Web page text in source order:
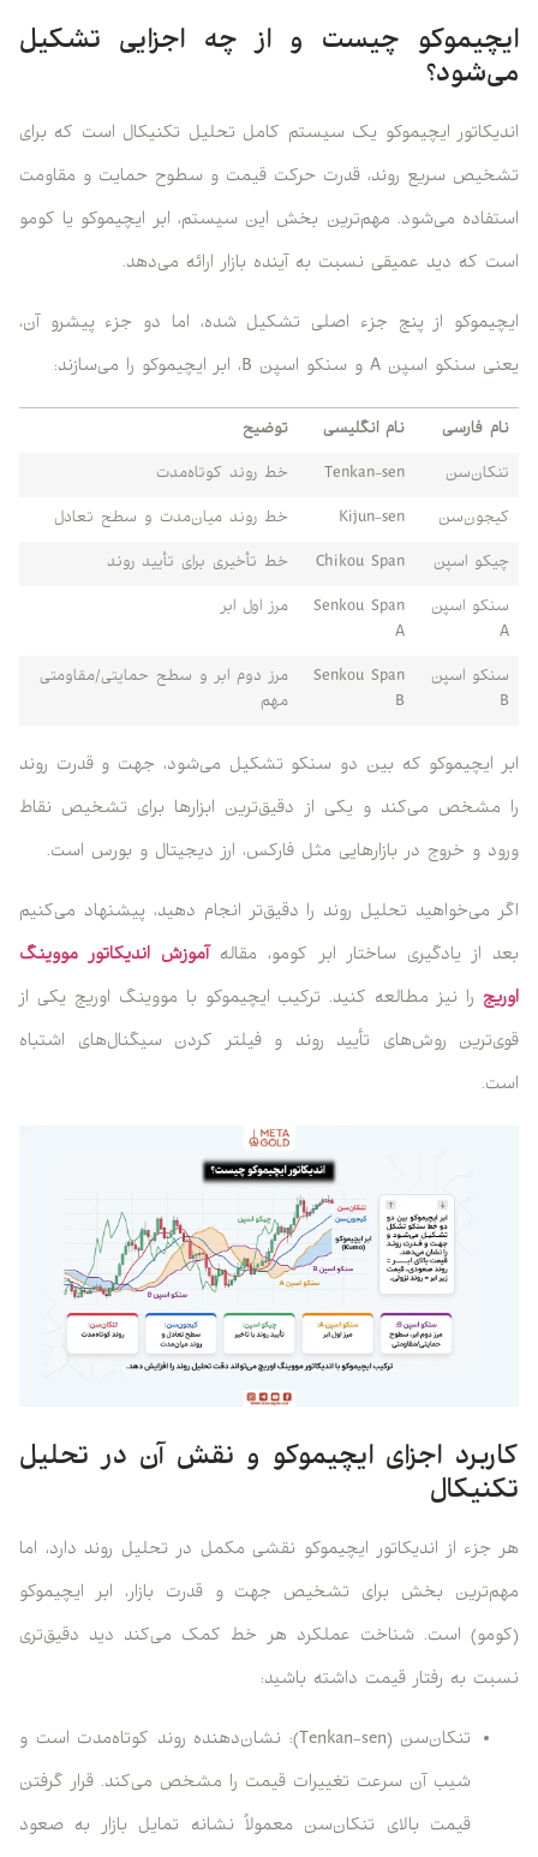
ایچیموکو چیست و از چه اجزایی تشکیل
می‌شود؟
اندیکاتور ایچیموکو یک سیستم کامل تحلیل تکنیکال است که برای
تشخیص سریع روند، قدرت حرکت قیمت و سطوح حمایت و مقاومت
استفاده می‌شود. مهم‌ترین بخش این سیستم، ابر ایچیموکو یا کومو
است که دید عمیقی نسبت به آینده بازار ارائه می‌دهد.
ایچیموکو از پنج جزء اصلی تشکیل شده، اما دو جزء پیشرو آن،
یعنی سنکو اسپن A و سنکو اسپن B، ابر ایچیموکو را می‌سازند:
نام فارسی نام انگلیسی توضیح
تنکان‌سن Tenkan-sen خط روند کوتاه‌مدت
کیجون‌سن Kijun-sen خط روند میان‌مدت و سطح تعادل
چیکو اسپن Chikou Span خط تأخیری برای تأیید روند
سنکو اسپن
A
Senkou Span
A
مرز اول ابر
سنکو اسپن
B
Senkou Span
B
مرز دوم ابر و سطح حمایتی/مقاومتی
مهم
ابر ایچیموکو که بین دو سنکو تشکیل می‌شود، جهت و قدرت روند
را مشخص می‌کند و یکی از دقیق‌ترین ابزارها برای تشخیص نقاط
ورود و خروج در بازارهایی مثل فارکس، ارز دیجیتال و بورس است.
اگر می‌خواهید تحلیل روند را دقیق‌تر انجام دهید، پیشنهاد می‌کنیم
بعد از یادگیری ساختار ابر کومو، مقاله‌ آموزش اندیکاتور مووینگ
اوریج را نیز مطالعه کنید. ترکیب ایچیموکو با مووینگ اوریج یکی از
قوی‌ترین روش‌های تأیید روند و فیلتر کردن سیگنال‌های اشتباه
است.
کاربرد اجزای ایچیموکو و نقش آن در تحلیل
تکنیکال
هر جزء از اندیکاتور ایچیموکو نقشی مکمل در تحلیل روند دارد، اما
مهم‌ترین بخش برای تشخیص جهت و قدرت بازار، ابر ایچیموکو
(کومو) است. شناخت عملکرد هر خط کمک می‌کند دید دقیق‌تری
نسبت به رفتار قیمت داشته باشید:
تنکان‌سن (Tenkan-sen): نشان‌دهنده روند کوتاه‌مدت است و
شیب آن سرعت تغییرات قیمت را مشخص می‌کند. قرار گرفتن
قیمت بالای تنکان‌سن معمولاً نشانه تمایل بازار به صعود